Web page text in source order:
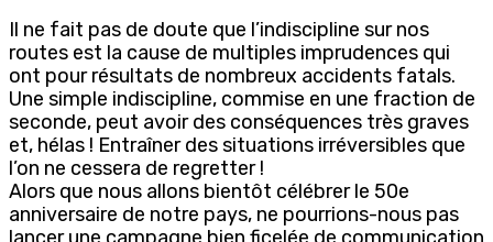
Il ne fait pas de doute que l’indiscipline sur nos
routes est la cause de multiples imprudences qui
ont pour résultats de nombreux accidents fatals.
Une simple indiscipline, commise en une fraction de
seconde, peut avoir des conséquences très graves
et, hélas ! Entraîner des situations irréversibles que
l’on ne cessera de regretter !
Alors que nous allons bientôt célébrer le 50e
anniversaire de notre pays, ne pourrions-nous pas